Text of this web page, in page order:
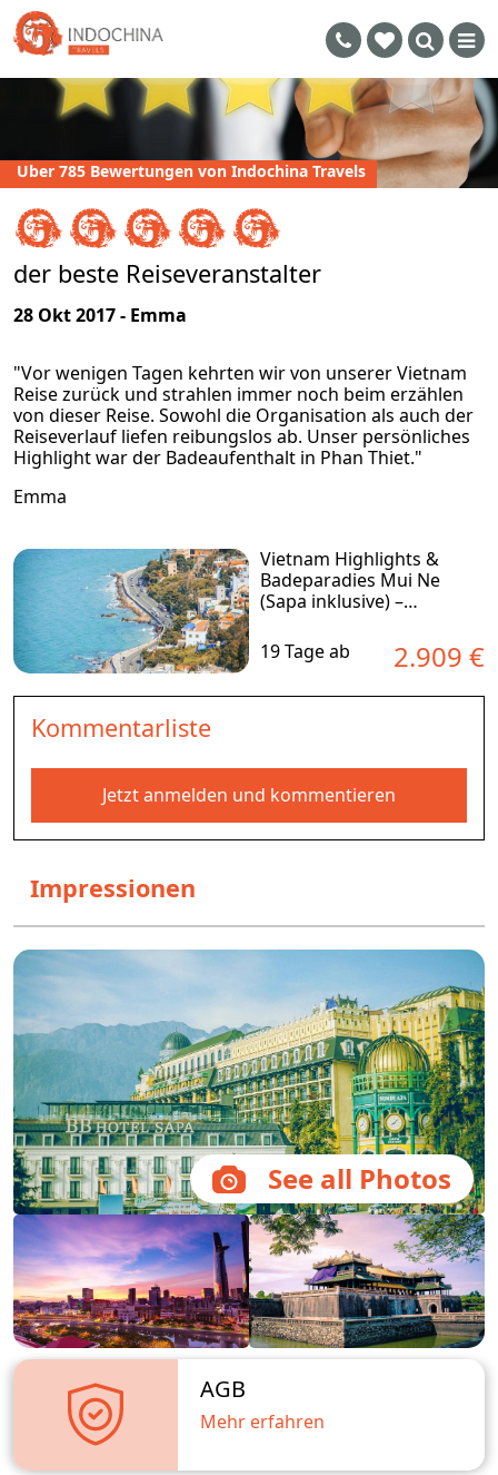
Uber 785 Bewertungen von Indochina Travels
der beste Reiseveranstalter
28 Okt 2017 - Emma
"Vor wenigen Tagen kehrten wir von unserer Vietnam
Reise zurück und strahlen immer noch beim erzählen
von dieser Reise. Sowohl die Organisation als auch der
Reiseverlauf liefen reibungslos ab. Unser persönliches
Highlight war der Badeaufenthalt in Phan Thiet."
Emma
Vietnam Highlights &
Badeparadies Mui Ne
(Sapa inklusive) –
19 Tage ab
2.909 €
Kommentarliste
Jetzt anmelden und kommentieren
Impressionen
See all Photos
AGB
Mehr erfahren